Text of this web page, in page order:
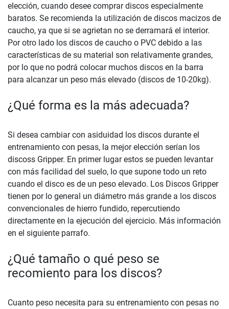
elección, cuando desee comprar discos especialmente
baratos. Se recomienda la utilización de discos macizos de
caucho, ya que si se agrietan no se derramará el interior.
Por otro lado los discos de caucho o PVC debido a las
características de su material son relativamente grandes,
por lo que no podrá colocar muchos discos en la barra
para alcanzar un peso más elevado (discos de 10-20kg).
¿Qué forma es la más adecuada?
Si desea cambiar con asiduidad los discos durante el
entrenamiento con pesas, la mejor elección serían los
discoss Gripper. En primer lugar estos se pueden levantar
con más facilidad del suelo, lo que supone todo un reto
cuando el disco es de un peso elevado. Los Discos Gripper
tienen por lo general un diámetro más grande a los discos
convencionales de hierro fundido, repercutiendo
directamente en la ejecución del ejercicio. Más información
en el siguiente parrafo.
¿Qué tamaño o qué peso se
recomiento para los discos?
Cuanto peso necesita para su entrenamiento con pesas no